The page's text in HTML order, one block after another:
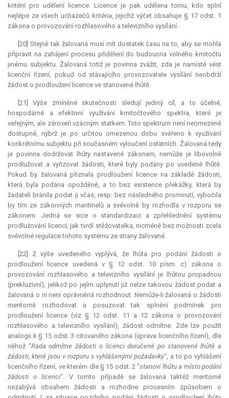
kritérií pro udělení licence. Licence je pak udělena tomu, kdo splní
nejlépe ze všech uchazečů kritéria, jejichž výčet obsahuje § 17 odst. 1
zákona o provozování rozhlasového a televizního vysílání.
[20] Stejně tak žalovaná musí mít dostatek času na to, aby se mohla
připravit na zahájení procesu přidělení do budoucna volného kmitočtu
jinému subjektu. Žalovaná totiž je povinna zvážit, zda je namístě vést
licenční řízení, pokud od stávajícího provozovatele vysílání neobdrží
žádost o prodloužení licence ve stanovené lhůtě.
[21] Výše zmíněné skutečnosti sledují jediný cíl, a to účelné,
hospodárné a efektivní využívání kmitočtového spektra, které je
veřejným, ale zároveň vzácným statkem. Toto spektrum není neomezeně
dostupné, nýbrž je po určitou omezenou dobu svěřeno k využívání
konkrétnímu subjektu při současném vyloučení ostatních. Žalovaná tedy
je povinna dodržovat lhůty nastavené zákonem, nemůže je libovolně
prodlužovat a vyřizovat žádosti, které byly podány po uvedené lhůtě.
Pokud by žalovaná přiznala prodloužení licence na základě žádosti,
která byla podána opožděně, a to bez existence překážky, která by
žadateli bránila podat ji včas, resp. bez následného prominutí, vybočila
by tím ze zákonných mantinelů a svévolně by rozhodla v rozporu se
zákonem. Jedná se sice o standardizaci a zpřehlednění systému
prodlužování licencí, jak tvrdí stěžovatelka, nicméně bez možnosti zcela
svévolné regulace tohoto systému ze strany žalované.
[22] Z výše uvedeného vyplývá, že lhůta pro podání žádosti o
prodloužení licence uvedená v § 12 odst. 10 písm. c) zákona o
provozování rozhlasového a televizního vysílání je lhůtou propadnou
(prekluzivní), jelikož po jejím uplynutí již nelze takovou žádost podat a
žalovaná o ní není oprávněná rozhodnout. Nemůže-li žalovaná o žádosti
meritorně rozhodovat a posuzovat tak splnění podmínek pro
prodloužení licence (viz § 12 odst. 11 a 12 zákona o provozování
rozhlasového a televizního vysílání), žádost odmítne. Zde lze použít
analogii k § 15 odst. 3 citovaného zákona (úprava licenčního řízení), dle
něhož "Rada odmítne žádosti o licenci doručené po stanovené lhůtě a
žádosti, které jsou v rozporu s vyhlášenými požadavky", a to po vyhlášení
licenčního řízení, ve kterém dle § 15 odst. 2 "stanoví lhůtu a místo podání
žádosti o licenci". V tomto případě se žalovaná taktéž meritorně
nezabývá obsahem žádosti a rozhodne procesním způsobem o